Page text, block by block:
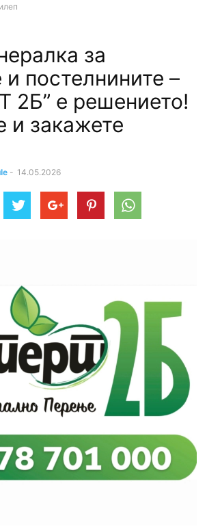
за
и постелнините –
2Б” е решението!
и закажете
- 14.05.2026